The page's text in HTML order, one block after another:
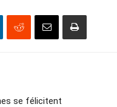
se félicitent